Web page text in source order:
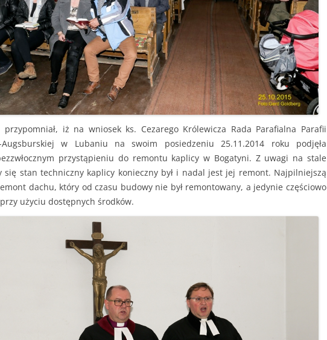
przypomniał, iż na wniosek ks. Cezarego Królewicza Rada Parafialna Parafii
Augsburskiej w Lubaniu na swoim posiedzeniu 25.11.2014 roku podjęła
przystąpieniu do remontu kaplicy w Bogatyni. Z uwagi na stale
się stan techniczny kaplicy konieczny był i nadal jest jej remont. Najpilniejszą
dachu, który od czasu budowy nie był remontowany, a jedynie częściowo
użyciu dostępnych środków.